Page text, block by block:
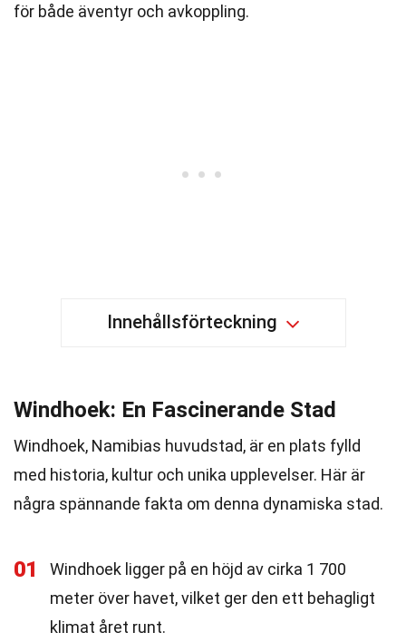
för både äventyr och avkoppling.
Innehållsförteckning
Windhoek: En Fascinerande Stad
Windhoek, Namibias huvudstad, är en plats fylld
med historia, kultur och unika upplevelser. Här är
några spännande fakta om denna dynamiska stad.
01
Windhoek ligger på en höjd av cirka 1 700
meter över havet, vilket ger den ett behagligt
klimat året runt.